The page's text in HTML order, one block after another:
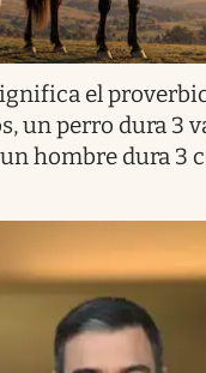
el
un perro dura 3
hombre dura 3